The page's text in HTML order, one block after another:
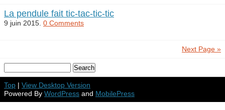
La pendule fait tic-tac-tic-tic
9 juin 2015. 0 Comments
Next Page »
Top | View Desktop Version
Powered By WordPress and MobilePress